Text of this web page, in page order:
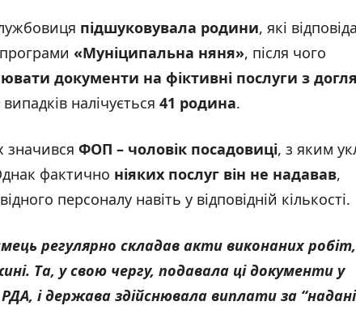
підшуковувала родини, які
«Муніципальна няня», після чого
документи на фіктивні послуги з
налічується 41 родина.
значився ФОП – чоловік посадовиці, з яким
фактично ніяких послуг він не надавав,
персоналу навіть у відповідній кількості.
регулярно складав акти виконаних робіт,
Та, у свою чергу, подавала ці документи у
РДА, і держава здійснювала виплати за “надані